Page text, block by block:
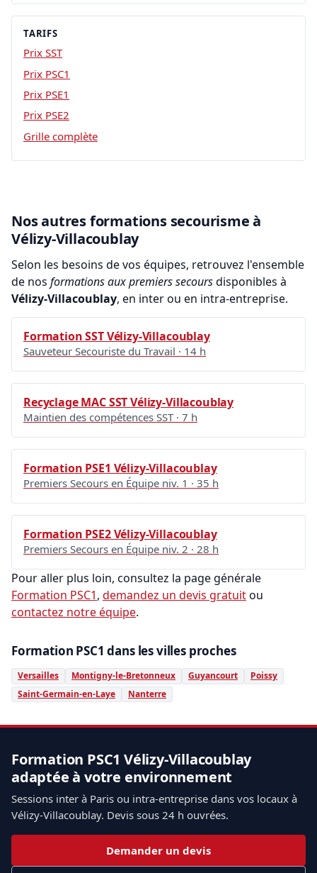
TARIFS
Prix SST
Prix PSC1
Prix PSE1
Prix PSE2
Grille complète
Nos autres formations secourisme à
Vélizy-Villacoublay
Selon les besoins de vos équipes, retrouvez l'ensemble
de nos formations aux premiers secoursdisponibles à
Vélizy-Villacoublay, en inter ou en intra-entreprise.
Formation SST Vélizy-Villacoublay
Sauveteur Secouriste du Travail · 14 h
Recyclage MAC SST Vélizy-Villacoublay
Maintien des compétences SST · 7 h
Formation PSE1 Vélizy-Villacoublay
Premiers Secours en Équipe niv. 1 · 35 h
Formation PSE2 Vélizy-Villacoublay
Premiers Secours en Équipe niv. 2 · 28 h
Pour aller plus loin, consultez la page générale
Formation PSC1, demandez un devis gratuitou
contactez notre équipe.
Formation PSC1 dans les villes proches
Versailles Montigny-le-Bretonneux Guyancourt
Poissy
Saint-Germain-en-Laye
Nanterre
Formation PSC1 Vélizy-Villacoublay
adaptée à votre environnement
Sessions inter à Paris ou intra-entreprise dans vos locaux à
Vélizy-Villacoublay. Devis sous 24 h ouvrées.
Demander un devis